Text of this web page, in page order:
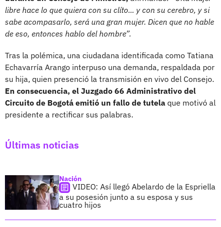
libre hace lo que quiera con su clíto... y con su cerebro, y si
sabe acompasarlo, será una gran mujer. Dicen que no hable
de eso, entonces hablo del hombre”.
Tras la polémica, una ciudadana identificada como Tatiana
Echavarría Arango interpuso una demanda, respaldada por
su hija, quien presenció la transmisión en vivo del Consejo.
En consecuencia, el Juzgado 66 Administrativo del
Circuito de Bogotá emitió un fallo de tutela que motivó al
presidente a rectificar sus palabras.
Últimas noticias
Nación
VIDEO: Así llegó Abelardo de la Espriella
a su posesión junto a su esposa y sus
cuatro hijos